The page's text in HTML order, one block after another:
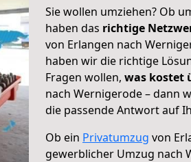
Sie wollen umziehen? Ob
haben das richtige
von Erlangen nach
haben wir die richtige
Fragen wollen, was kostet
nach Wernigerode – dann
die passende Antwort auf
Ob ein Privatumzug von
gewerblicher Umzug nach